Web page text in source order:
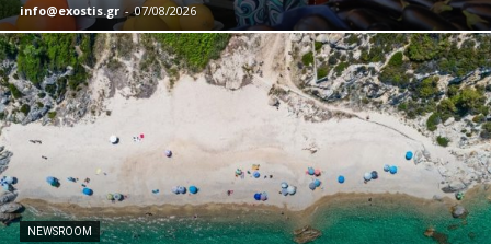
info@exostis.gr - 07/08/2026
NEWSROOM